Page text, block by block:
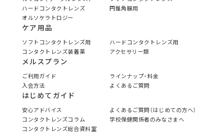
ハードコンタクトレンズ
円錐角膜用
オルソケラトロジー
ケア用品
ソフトコンタクトレンズ用
ハードコンタクトレンズ用
コンタクトレンズ装着薬
アクセサリー類
メルスプラン
ご利用ガイド
ラインナップ・料金
入会方法
よくあるご質問
はじめてガイド
安心アドバイス
よくあるご質問（はじめての方へ）
コンタクトレンズコラム
学校保健関係者のみなさまへ
コンタクトレンズ総合資料室